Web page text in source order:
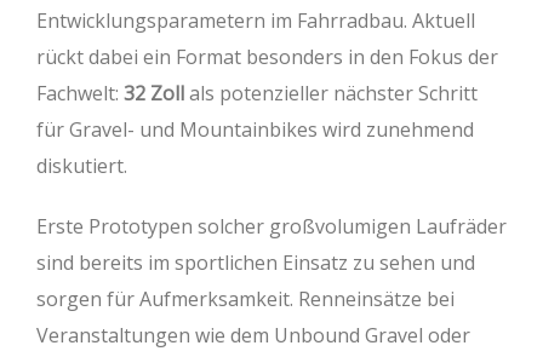
Entwicklungsparametern im Fahrradbau. Aktuell
rückt dabei ein Format besonders in den Fokus der
Fachwelt: 32 Zollals potenzieller nächster Schritt
für Gravel- und Mountainbikes wird zunehmend
diskutiert.
Erste Prototypen solcher großvolumigen Laufräder
sind bereits im sportlichen Einsatz zu sehen und
sorgen für Aufmerksamkeit. Renneinsätze bei
Veranstaltungen wie dem Unbound Gravel oder